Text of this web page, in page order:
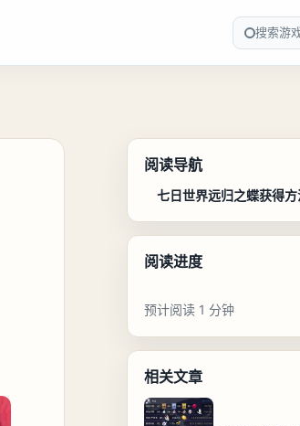
搜索游
阅读导航
七日世界远归之蝶获得方
阅读进度
预计阅读 1 分钟
相关文章